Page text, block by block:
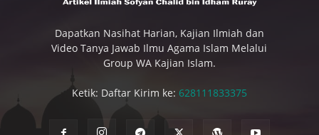
Dapatkan Nasihat Harian, Kajian Ilmiah dan
Video Tanya Jawab Ilmu Agama Islam Melalui
Group WA Kajian Islam.
Ketik: Daftar Kirim ke: 628111833375